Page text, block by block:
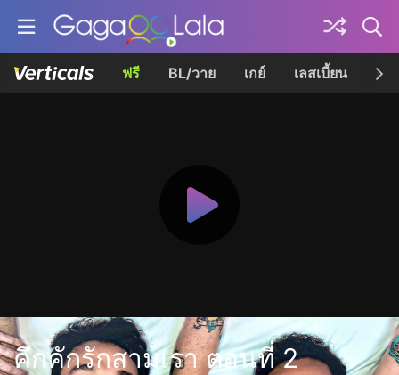
ฟรี BL/วาย เกย์ เลสเบี้ยน เค
คึกคักรักสามเรา ตอนที่ 2